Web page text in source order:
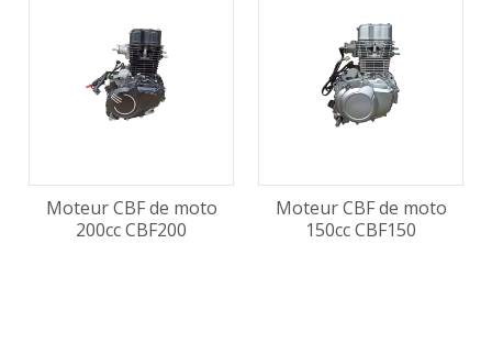
Moteur CBF de moto
200cc CBF200
Moteur CBF de moto
150cc CBF150